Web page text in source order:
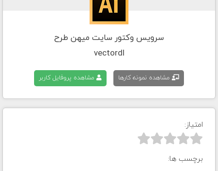
سرویس وکتور سایت میهن طرح
vectordl
مشاهده نمونه کارها مشاهده پروفایل کاربر
امتیاز:



برچسب ها: